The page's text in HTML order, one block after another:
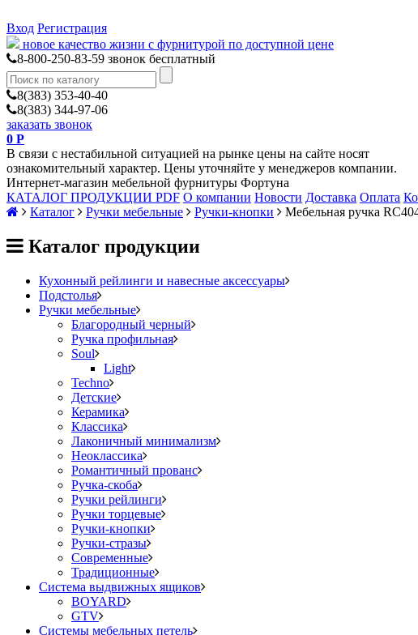
Вход Регистрация
новое качество жизни с фурнитурой по доступной цене
8-800-250-83-59 звонок бесплатный
8(383) 353-40-40
8(383) 344-97-06
заказать звонок
0 Р
В связи с нестабильной ситуацией на рынке цены на сайте носят
ознакомительный характер. Цены уточняйте у менеджеров компании.
Интернет-магазин мебельной фурнитуры Фортуна
КАТАЛОГ ПРОДУКЦИИ PDF О компании Новости Доставка Оплата
Каталог
Ручки мебельные Ручки-кнопки Мебельная ручка
Каталог продукции
Кухонный рейлинги и навесные аксессуары
Подстолья
Ручки мебельные
Благородный черный
Ручка профильная
Soul
Light
Techno
Детские
Керамика
Классика
Лаконичный минимализм
Неоклассика
Романтичный прованс
Ручка-скоба
Ручки рейлинги
Ручки торцевые
Ручки-кнопки
Ручки-стразы
Современные
Традиционные
Система выдвижных ящиков
BOYARD
GTV
Системы мебельных петель